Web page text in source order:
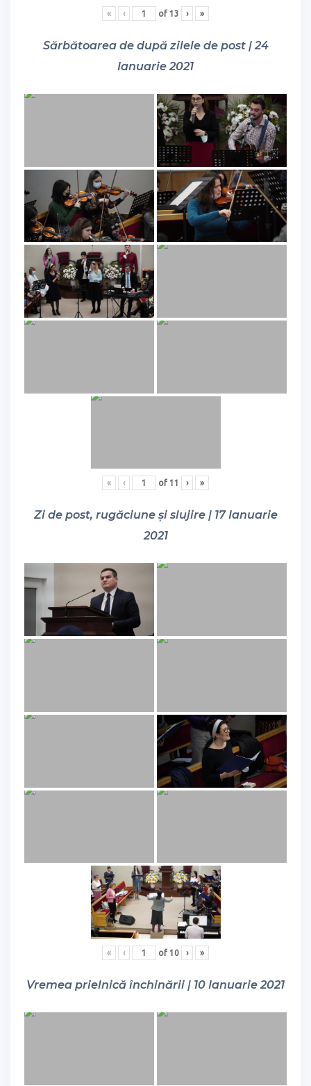
« ‹ of 13 › »
Sărbătoarea de după zilele de post | 24
Ianuarie 2021
« ‹ of 11 › »
Zi de post, rugăciune și slujire | 17 Ianuarie
2021
« ‹ of 10 › »
Vremea prielnică închinării | 10 Ianuarie 2021